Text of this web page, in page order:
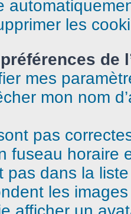
les
de
mes
mon nom
pas
fuseau horaire
pas dans la
les